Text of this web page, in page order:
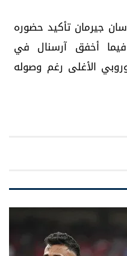
جيرمان تأكيد حضوره
فيما أخفق آرسنال في
الأغلى رغم وصوله